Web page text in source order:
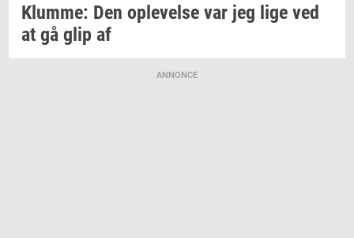
Klum­me: Den op­le­vel­se var jeg lige ved
at gå glip af
ANNONCE